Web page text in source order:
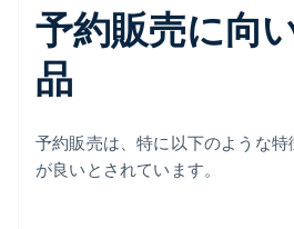
予約販売に向
品
予約販売は、特に以下のような
が良いとされています。